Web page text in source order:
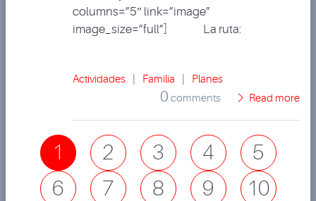
columns=”5″ link=”image”
image_size=”full”] La ruta:
Actividades Familia Planes
0 comments Read more
1 2 3 4
5
6
7 8 9
10